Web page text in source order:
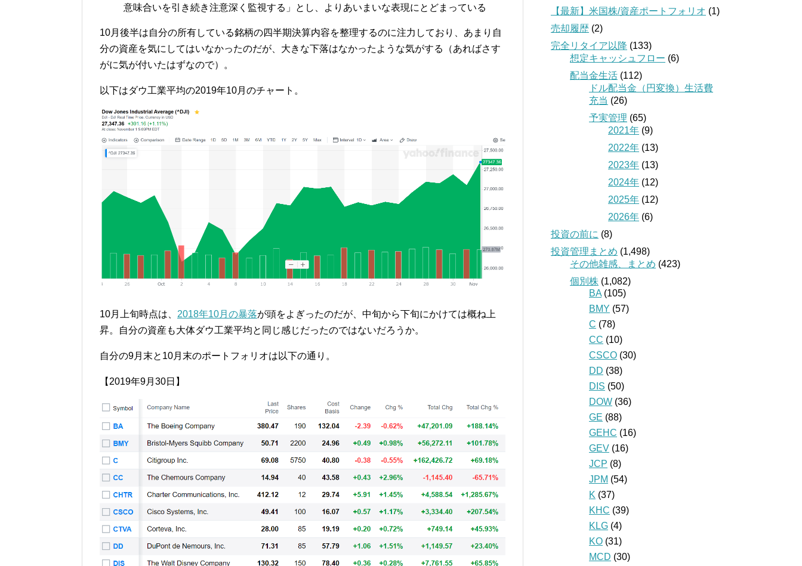
意味合いを引き続き注意深く監視する」とし、よりあいまいな表現にとどまっている
10月後半は自分の所有している銘柄の四半期決算内容を整理するのに注力しており、あまり自
分の資産を気にしてはいなかったのだが、大きな下落はなかったような気がする（あればさす
がに気が付いたはずなので）。
以下はダウ工業平均の2019年10月のチャート。
10月上旬時点は、 2018年10月の暴落が頭をよぎったのだが、中旬から下旬にかけては概ね上
昇。自分の資産も大体ダウ工業平均と同じ感じだったのではないだろうか。
自分の9月末と10月末のポートフォリオは以下の通り。
【 2019年9月30日】
【最新】米国株/資産ポートフォリオ (1)
売却履歴 (2)
完全リタイア以降 (133)
想定キャッシュフロー (6)
配当金生活 (112)
ドル配当金（円変換）生活費
充当 (26)
予実管理 (65)
2021年 (9)
2022年 (13)
2023年 (13)
2024年 (12)
2025年 (12)
2026年 (6)
投資の前に (8)
投資管理まとめ (1,498)
その他雑感、まとめ (423)
個別株 (1,082)
BA (105)
BMY (57)
C (78)
CC (10)
CSCO (30)
DD (38)
DIS (50)
DOW (36)
GE (88)
GEHC (16)
GEV (16)
JCP (8)
JPM (54)
K (37)
KHC (39)
KLG (4)
KO (31)
MCD (30)